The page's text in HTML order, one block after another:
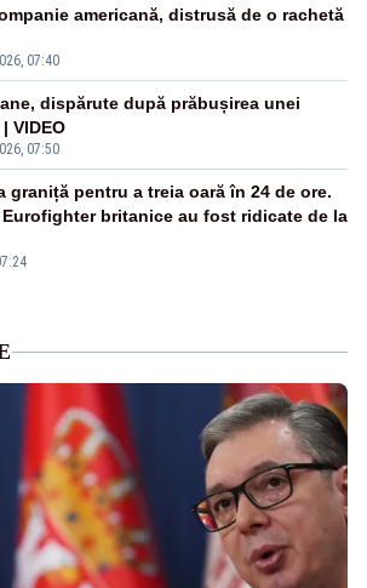
07:40
americană, distrusă de o rachetă
07:50
dispărute după prăbușirea unei
VIDEO
graniță pentru a treia oară în 24 de ore.
Eurofighter britanice au fost ridicate de la